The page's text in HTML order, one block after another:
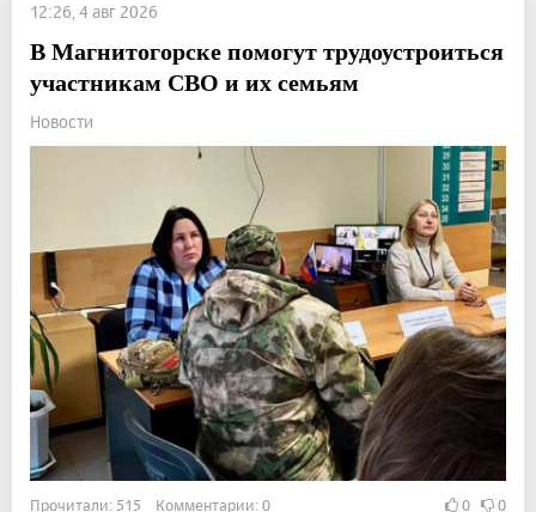
12:26, 4 авг 2026
В Магнитогорске помогут трудоустроиться
участникам СВО и их семьям
Новости
Прочитали: 515 Комментарии: 0 0 0